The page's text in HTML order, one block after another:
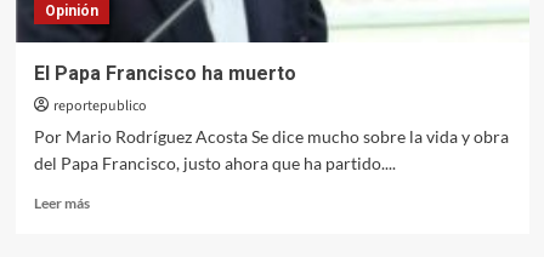
Opinión
El Papa Francisco ha muerto
reportepublico
Por Mario Rodríguez Acosta Se dice mucho sobre la vida y obra
del Papa Francisco, justo ahora que ha partido....
Leer másLeer